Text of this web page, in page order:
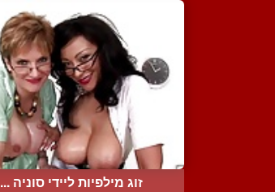
זוג מילפיות ליידי סוניה ...